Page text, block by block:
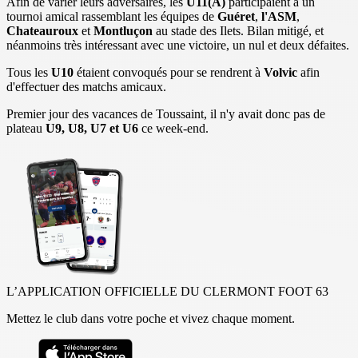
tournoi amical rassemblant les équipes de Guéret, l'ASM,
Chateauroux et Montluçon au stade des Ilets. Bilan mitigé, et
néanmoins très intéressant avec une victoire, un nul et deux défaites.
Tous les U10 étaient convoqués pour se rendrent à Volvic afin
d'effectuer des matchs amicaux.
Premier jour des vacances de Toussaint, il n'y avait donc pas de
plateau U9, U8, U7 et U6 ce week-end.
L’APPLICATION OFFICIELLE DU CLERMONT FOOT 63
Mettez le club dans votre poche et vivez chaque moment.